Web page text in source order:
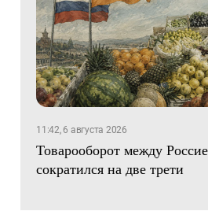
11:42, 6 августа 2026
Товарооборот между
сократился на две трети